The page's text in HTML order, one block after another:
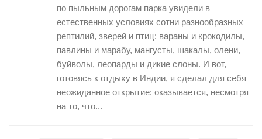
по пыльным дорогам парка увидели в
естественных условиях сотни разнообразных
рептилий, зверей и птиц: вараны и крокодилы,
павлины и марабу, мангусты, шакалы, олени,
буйволы, леопарды и дикие слоны. И вот,
готовясь к отдыху в Индии, я сделал для себя
неожиданное открытие: оказывается, несмотря
на то, что...